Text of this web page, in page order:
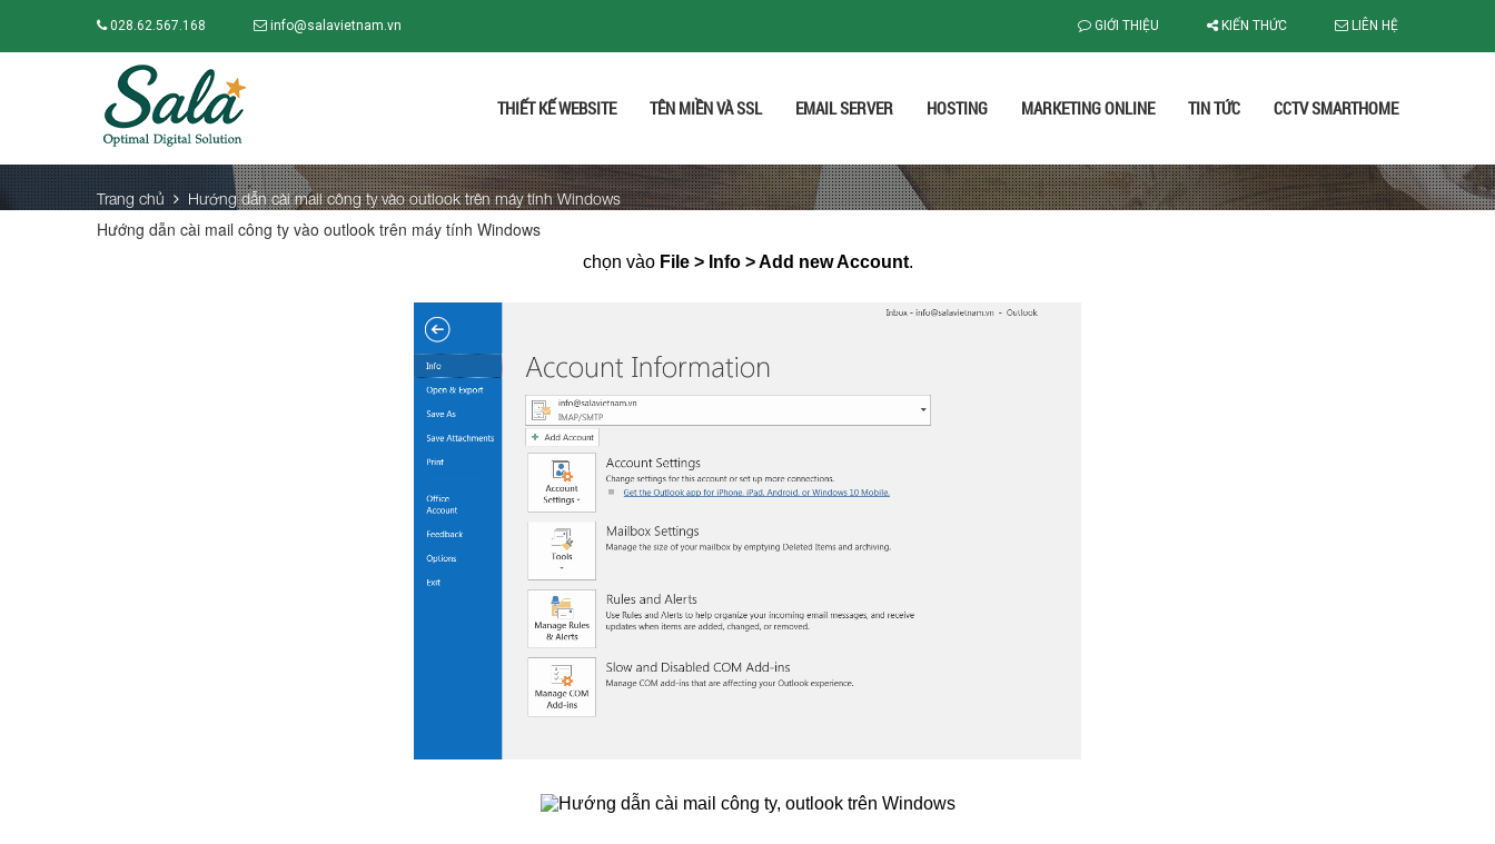
028.62.567.168 info@salavietnam.vn GIỚI THIỆU KIẾN THỨC LIÊN HỆ
THIẾT KẾ WEBSITE TÊN MIỀN VÀ SSL EMAIL SERVER HOSTING MARKETING ONLINE TIN TỨC CCTV SMARTHOME
Trang chủ Hướng dẫn cài mail công ty vào outlook trên máy tính Windows
Hướng dẫn cài mail công ty vào outlook trên máy tính Windows
chọn vào File > Info > Add new Account.